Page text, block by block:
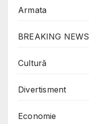
Armata
BREAKING NEWS
Cultură
Divertisment
Economie